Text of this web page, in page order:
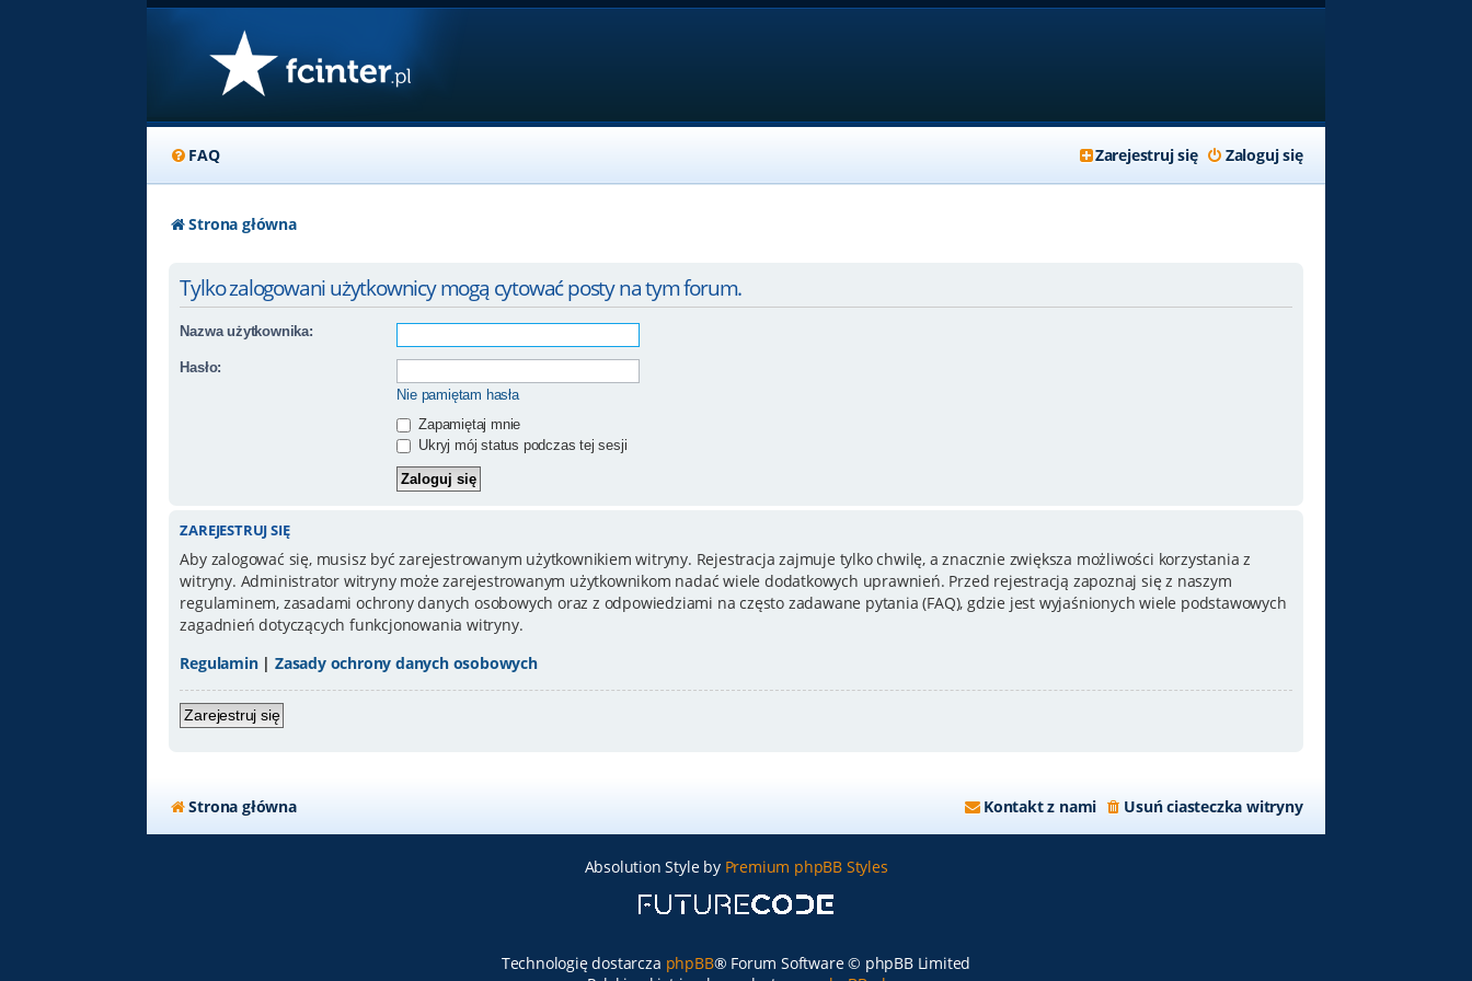
FAQ Zaloguj się
Zarejestruj się
Strona główna
Tylko zalogowani użytkownicy mogą cytować posty na tym forum.
Nazwa użytkownika:
Hasło:
Nie pamiętam hasła
Zapamiętaj mnie
Ukryj mój status podczas tej sesji
ZAREJESTRUJ SIĘ
Aby zalogować się, musisz być zarejestrowanym użytkownikiem witryny. Rejestracja zajmuje tylko chwilę, a znacznie zwiększa możliwości korzystania z
witryny. Administrator witryny może zarejestrowanym użytkownikom nadać wiele dodatkowych uprawnień. Przed rejestracją zapoznaj się z naszym
regulaminem, zasadami ochrony danych osobowych oraz z odpowiedziami na często zadawane pytania (FAQ), gdzie jest wyjaśnionych wiele podstawowych
zagadnień dotyczących funkcjonowania witryny.
Regulamin|Zasady ochrony danych osobowych
Zarejestruj się
Strona główna Usuń ciasteczka witryny
Kontakt z nami
Absolution Style by Premium phpBB Styles
Technologię dostarcza phpBB® Forum Software © phpBB Limited